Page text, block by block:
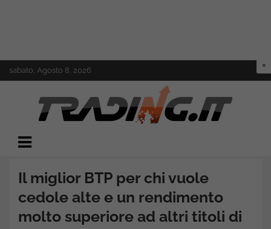
to
sabato, Agosto 8, 2026
Trading.it
Il miglior BTP per chi vuole
cedole alte e un rendimento
molto superiore ad altri titoli di